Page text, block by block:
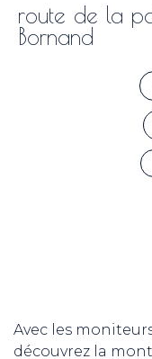
route de la
Bornand
Avec les
découvrez la